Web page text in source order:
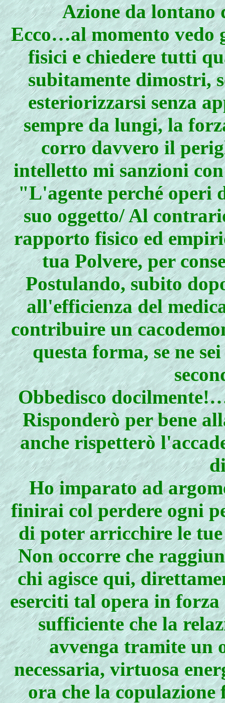
Azione da lontano
Ecco…al momento vedo
fisici e chiedere tutti
subitamente dimostri,
esteriorizzarsi senza
sempre da lungi, la
corro davvero il
intelletto mi sanzioni
"L'agente perché operi
suo oggetto/ Al
rapporto fisico ed
tua Polvere, per
Postulando, subito
all'efficienza del
contribuire un
questa forma, se ne
Obbedisco
Risponderò per bene
anche rispetterò
Ho imparato ad
finirai col perdere ogni
di poter arricchire le
Non occorre che
chi agisce qui,
eserciti tal opera in
sufficiente che la
avvenga tramite un
necessaria, virtuosa
ora che la copulazione